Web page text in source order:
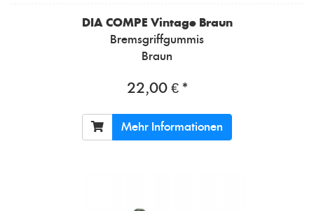
DIA COMPE Vintage Braun
Bremsgriffgummis
Braun
22,00 € *
Mehr Informationen